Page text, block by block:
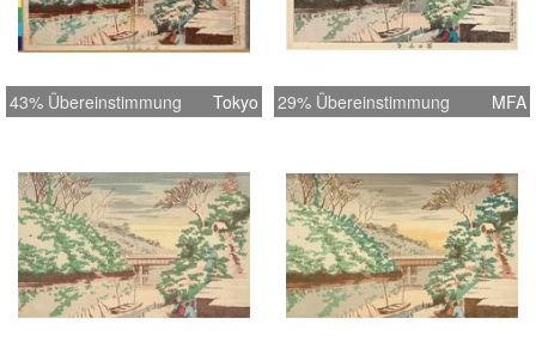
43% Übereinstimmung Tokyo 29% Übereinstimmung MFA